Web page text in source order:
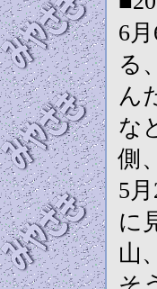
6
る、
ん
な
側
5
に
山、